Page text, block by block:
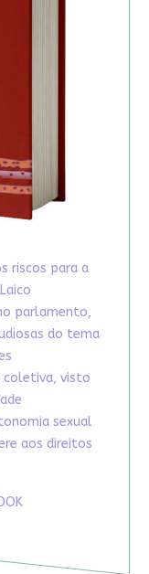
riscos para a
parlamento,
do tema
coletiva, visto
sexual
aos direitos